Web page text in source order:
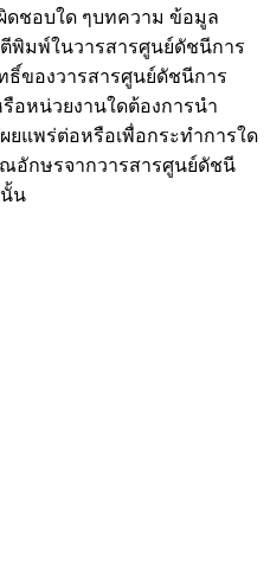
ดชอบใด ๆบทความ ข้อมูล
พิมพ์ในวารสารศูนย์ดัชนีการ
ธิ์ของวารสารศูนย์ดัชนีการ
อหน่วยงานใดต้องการนำ
ยแพร่ต่อหรือเพื่อกระทำการใด
อักษรจากวารสารศูนย์ดัชนี
นั้น